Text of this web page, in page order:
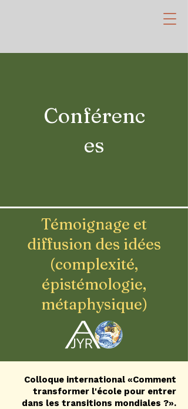
Conférenc
es
Témoignage et
diffusion des idées
(complexité,
épistémologie,
métaphysique)
Colloque international «Comment
transformer l'école pour entrer
dans les transitions mondiales ?».